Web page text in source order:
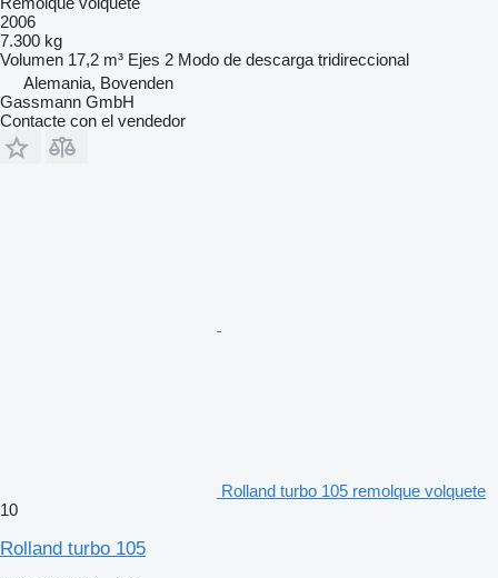
2006
7.300 kg
Volumen 17,2 m³ Ejes 2 Modo de descarga tridireccional
Alemania, Bovenden
Gassmann GmbH
Contacte con el vendedor
Rolland turbo 105 remolque volquete
10
Rolland turbo 105